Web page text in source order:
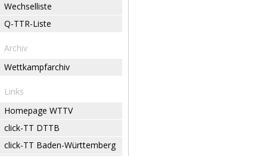
Wechselliste
Q-TTR-Liste
Archiv
Wettkampfarchiv
Links
Homepage WTTV
click-TT DTTB
click-TT Baden-Württemberg